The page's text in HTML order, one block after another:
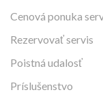
Cenová ponuka
Rezervovať servis
Poistná udalosť
Príslušenstvo